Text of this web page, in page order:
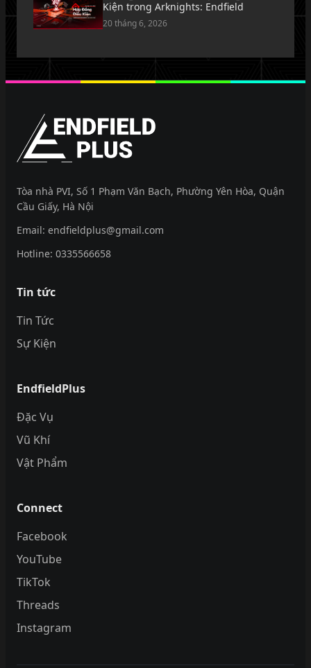
Kiện trong Arknights: Endfield
20 tháng 6, 2026
EndfieldPlus
Tòa nhà PVI, Số 1 Phạm Văn Bạch, Phường Yên Hòa, Quận
Cầu Giấy, Hà Nội
Email: endfieldplus@gmail.com
Hotline: 0335566658
Tin tức
Tin Tức
Sự Kiện
EndfieldPlus
Đặc Vụ
Vũ Khí
Vật Phẩm
Connect
Facebook
YouTube
TikTok
Threads
Instagram